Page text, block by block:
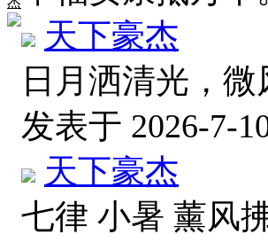
天下豪杰
日月洒清光，
发表于 2026-7-
天下豪杰
七律 小暑 薰风